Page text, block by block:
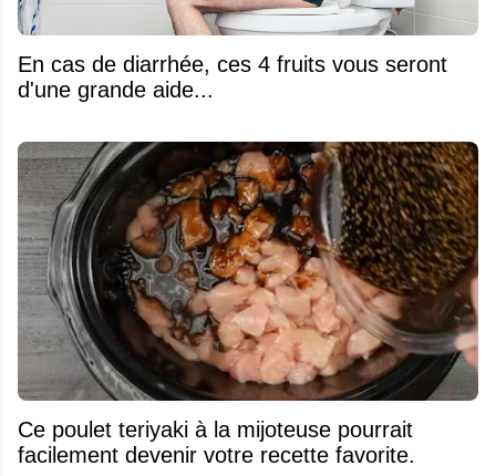
En cas de diarrhée, ces 4 fruits vous seront
d'une grande aide...
Ce poulet teriyaki à la mijoteuse pourrait
facilement devenir votre recette favorite.